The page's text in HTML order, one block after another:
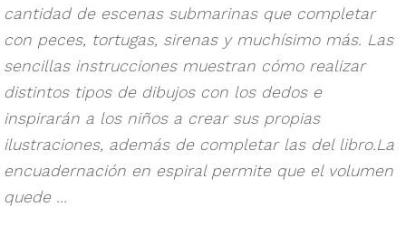
cantidad de escenas submarinas que completar
con peces, tortugas, sirenas y muchísimo más. Las
sencillas instrucciones muestran cómo realizar
distintos tipos de dibujos con los dedos e
inspirarán a los niños a crear sus propias
ilustraciones, además de completar las del libro.La
encuadernación en espiral permite que el volumen
quede ...